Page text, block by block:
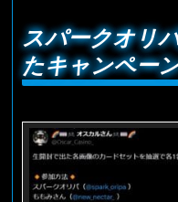
スパークオリ
たキャンペー